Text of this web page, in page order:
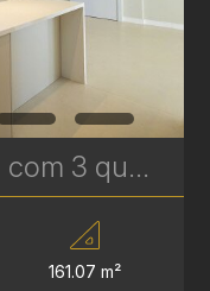
Apartamento à venda com 3 quartos sendo 1 suíte no Ecoville- 161,07 m² - Ecoville Tower | Ref. 1788
161.07 m²